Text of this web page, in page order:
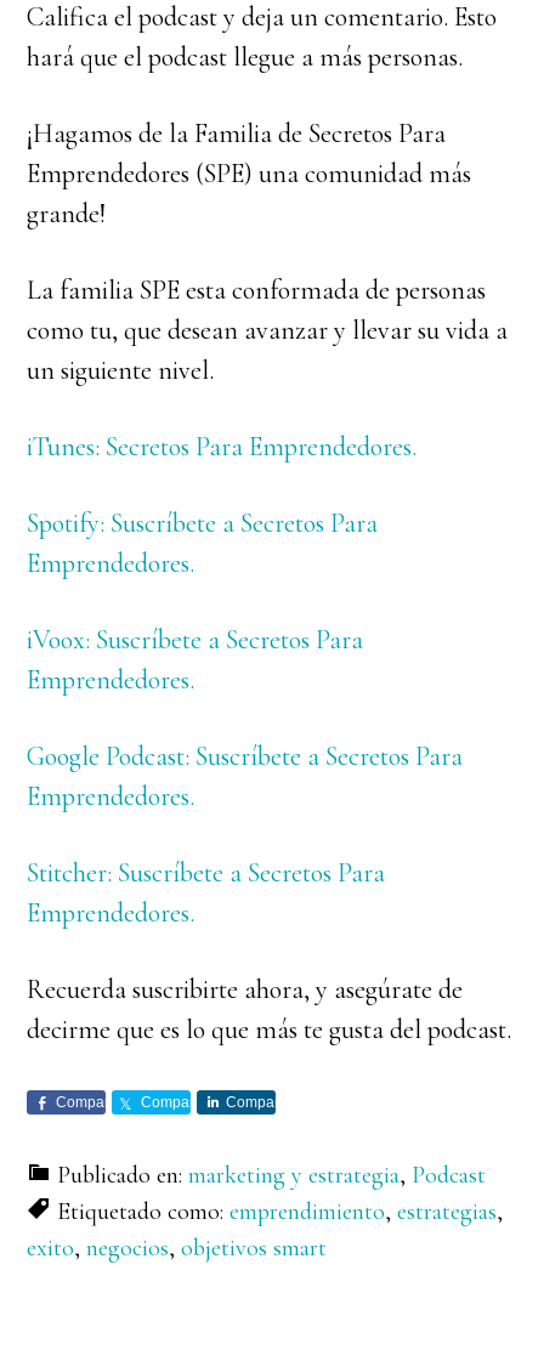
Califica el podcast y deja un comentario. Esto
hará que el podcast llegue a más personas.
¡Hagamos de la Familia de Secretos Para
Emprendedores (SPE) una comunidad más
grande!
La familia SPE esta conformada de personas
como tu, que desean avanzar y llevar su vida a
un siguiente nivel.
iTunes: Secretos Para Emprendedores.
Spotify: Suscríbete a Secretos Para
Emprendedores.
iVoox: Suscríbete a Secretos Para
Emprendedores.
Google Podcast: Suscríbete a Secretos Para
Emprendedores.
Stitcher: Suscríbete a Secretos Para
Emprendedores.
Recuerda suscribirte ahora, y asegúrate de
decirme que es lo que más te gusta del podcast.
Comparte Comparte Comparte
Publicado en:marketing y estrategia, Podcast
Etiquetado como:emprendimiento,estrategias,
exito,negocios,objetivos smart